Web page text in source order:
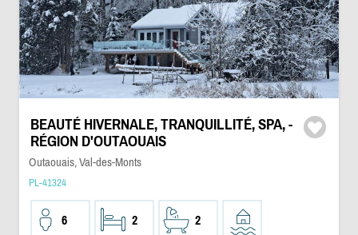
BEAUTÉ HIVERNALE, TRANQUILLITÉ, SPA, -
RÉGION D'OUTAOUAIS
Outaouais, Val-des-Monts
PL-41324
6 2 2